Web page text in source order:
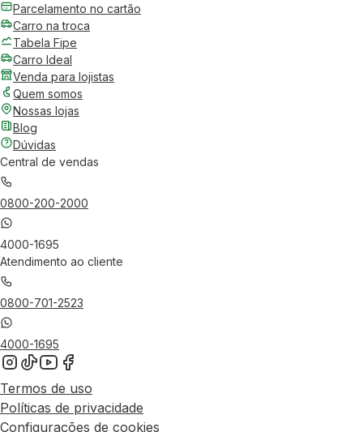
Parcelamento no cartão
Carro na troca
Tabela Fipe
Carro Ideal
Venda para lojistas
Quem somos
Nossas lojas
Blog
Dúvidas
Central de vendas
0800-200-2000
4000-1695
Atendimento ao cliente
0800-701-2523
4000-1695
Termos de uso
Políticas de privacidade
Configurações de cookies